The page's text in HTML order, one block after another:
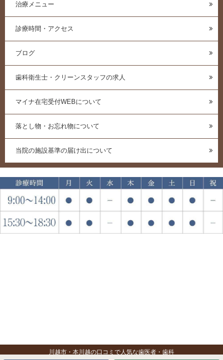
治療メニュー
診療時間・アクセス
ブログ
歯科衛生士・クリーンスタッフの求人
マイナ在宅受付WEBについて
落とし物・お忘れ物について
当院の施設基準の届け出について
川越市・本川越の口コミで人気な歯医者・歯科